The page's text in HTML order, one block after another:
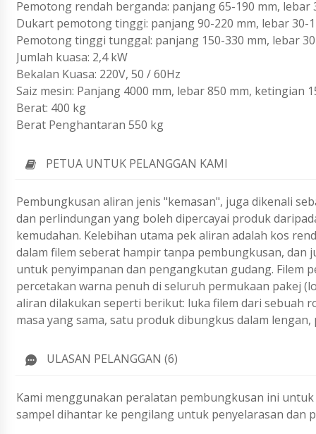
Pemotong rendah berganda: panjang 65-190 mm, lebar
Dukart pemotong tinggi: panjang 90-220 mm, lebar 30-
Pemotong tinggi tunggal: panjang 150-330 mm, lebar
Jumlah kuasa: 2,4 kW
Bekalan Kuasa: 220V, 50 / 60Hz
Saiz mesin: Panjang 4000 mm, lebar 850 mm, ketingian
Berat: 400 kg
Berat Penghantaran 550 kg
PETUA UNTUK PELANGGAN KAMI
Pembungkusan aliran jenis "kemasan", juga dikenali
dan perlindungan yang boleh dipercayai produk
kemudahan. Kelebihan utama pek aliran adalah kos
dalam filem seberat hampir tanpa pembungkusan,
untuk penyimpanan dan pengangkutan gudang. Filem
percetakan warna penuh di seluruh permukaan pakej
aliran dilakukan seperti berikut: luka filem dari sebuah
masa yang sama, satu produk dibungkus dalam
ULASAN PELANGGAN (6)
Kami menggunakan peralatan pembungkusan ini
sampel dihantar ke pengilang untuk penyelarasan dan